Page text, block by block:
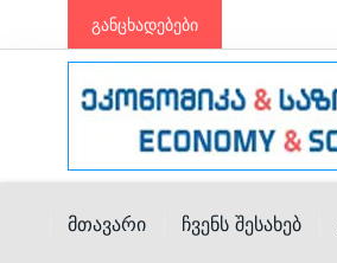
განცხადებები
Მთავარი Ჩვენს Შესახებ